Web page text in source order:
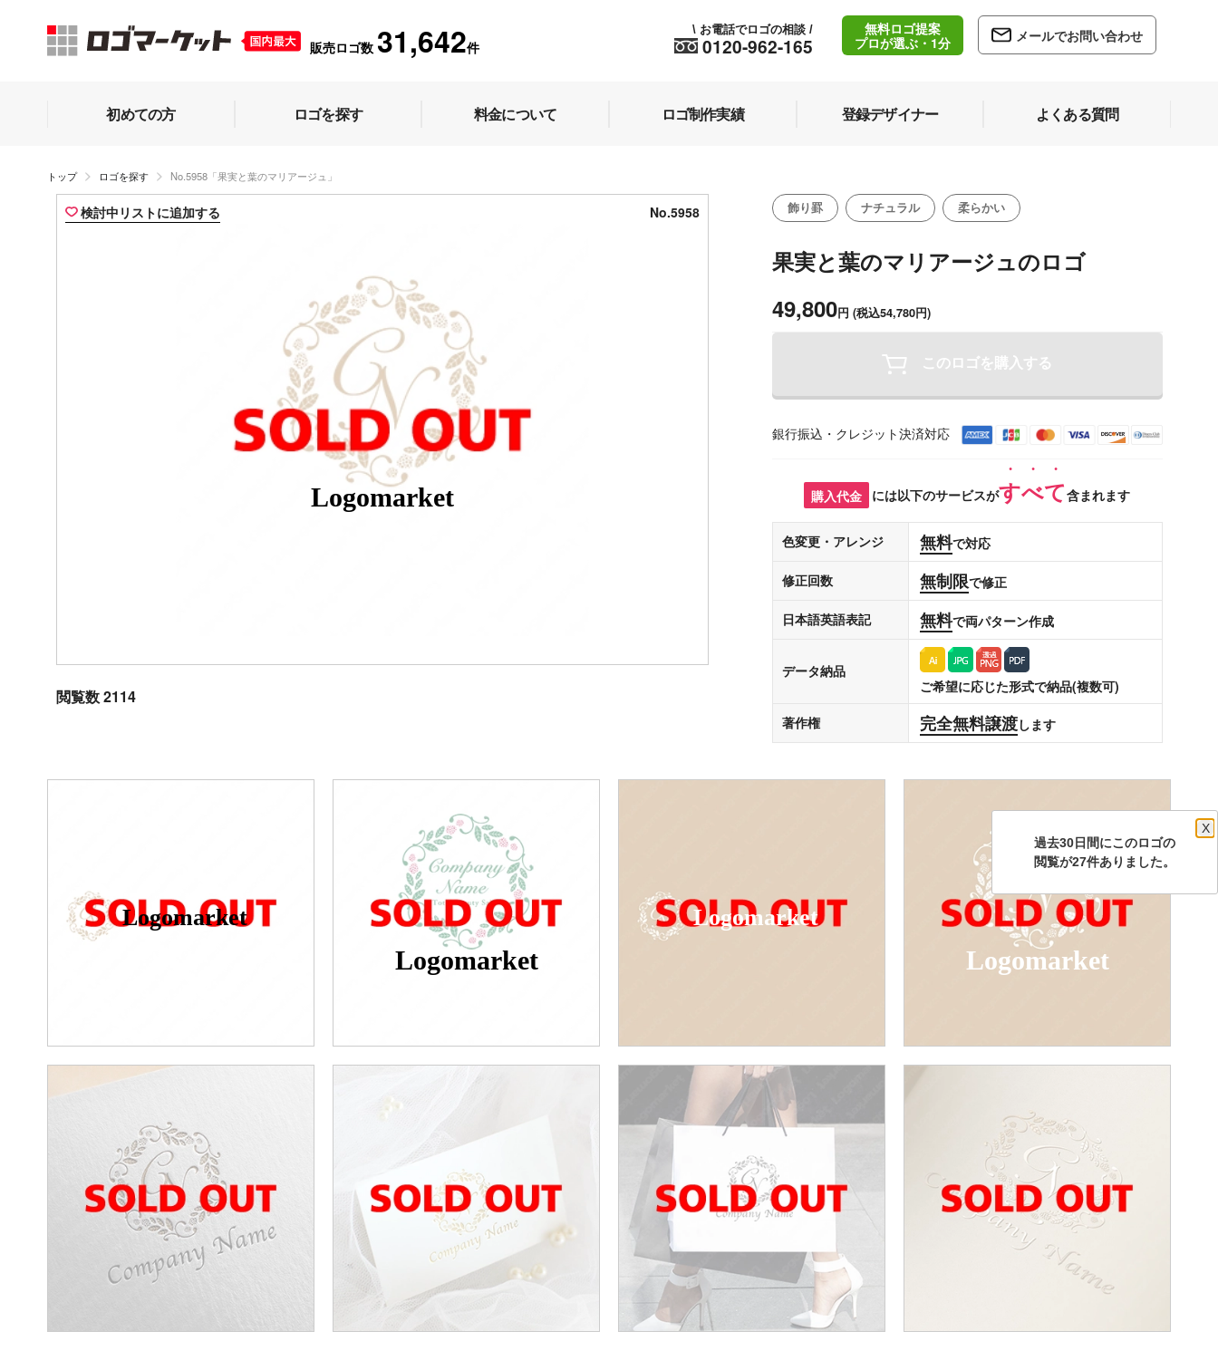
販売ロゴ数 31,642件 0120-962-165
\ お電話でロゴの相談 /
無料ロゴ提案
プロが選ぶ・1分
メールでお問い合わせ
初めての方 ロゴを探す 料金について ロゴ制作実績 登録デザイナー よくある質問
トップ ロゴを探す No.5958「果実と葉のマリアージュ」
検討中リストに追加する No.5958
Logomarket
閲覧数 2114
飾り罫 ナチュラル 柔らかい
果実と葉のマリアージュのロゴ
49,800円 (税込54,780円)
このロゴを購入する
銀行振込・クレジット決済対応
購入代金 には以下のサービスがすべて含まれます
色変更・アレンジ 無料で対応
修正回数 無制限で修正
日本語英語表記 無料で両パターン作成
データ納品
ご希望に応じた形式で納品(複数可)
著作権
完全無料譲渡します
Logomarket
Logomarket
Logomarket
Logomarket
過去30日間にこのロゴの
X
閲覧が27件ありました。